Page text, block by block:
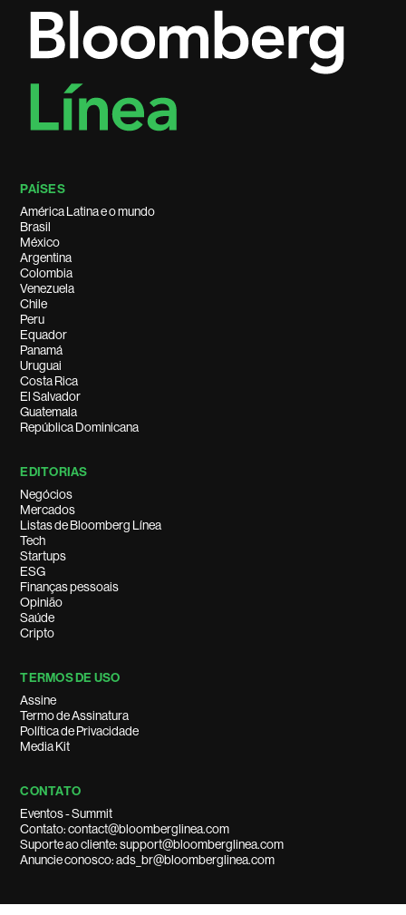
PAÍSES
América Latina e o mundo
Brasil
México
Argentina
Colombia
Venezuela
Chile
Peru
Equador
Panamá
Uruguai
Costa Rica
El Salvador
Guatemala
República Dominicana
EDITORIAS
Negócios
Mercados
Listas de Bloomberg Línea
Tech
Startups
ESG
Finanças pessoais
Opinião
Saúde
Cripto
TERMOS DE USO
Assine
Termo de Assinatura
Política de Privacidade
Media Kit
CONTATO
Eventos - Summit
Contato: contact@bloomberglinea.com
Suporte ao cliente: support@bloomberglinea.com
Anuncie conosco: ads_br@bloomberglinea.com